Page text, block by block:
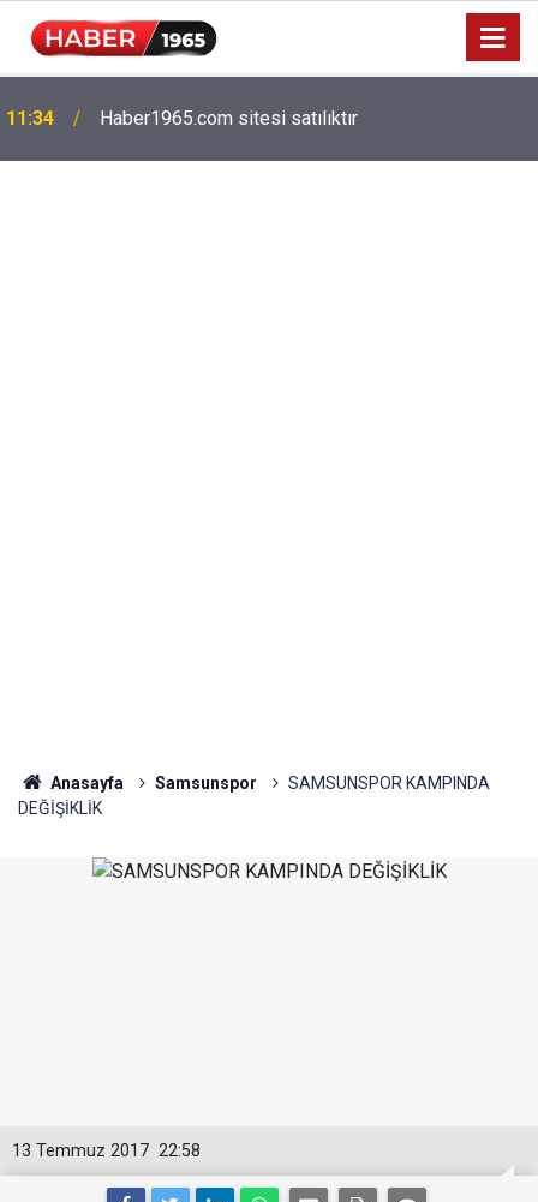
11:34 Haber1965.com sitesi satılıktır
15:52
hesaplarda
Anasayfa Samsunspor
SAMSUNSPOR KAMPINDA
DEĞİŞİKLİK
22:58
13 Temmuz 2017